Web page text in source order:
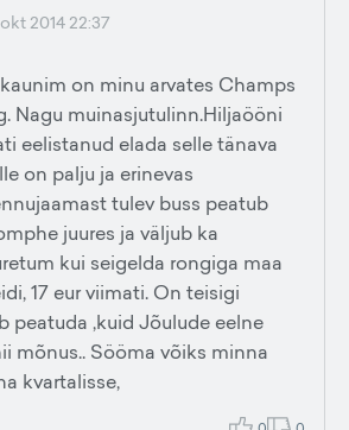
2014 22:37
on minu arvates Champs
Nagu muinasjutulinn.Hiljaööni
eelistanud elada selle tänava
on palju ja erinevas
tulev buss peatub
juures ja väljub ka
kui seigelda rongiga maa
17 eur viimati. On teisigi
peatuda ,kuid Jõulude eelne
mõnus.. Sööma võiks minna
kvartalisse,